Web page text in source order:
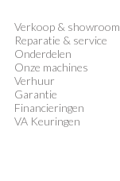
Verkoop & showroom
Reparatie & service
Onderdelen
Onze machines
Verhuur
Garantie
Financieringen
VA Keuringen